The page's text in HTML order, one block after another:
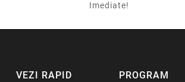
Imediate!
VEZI RAPID
PROGRAM